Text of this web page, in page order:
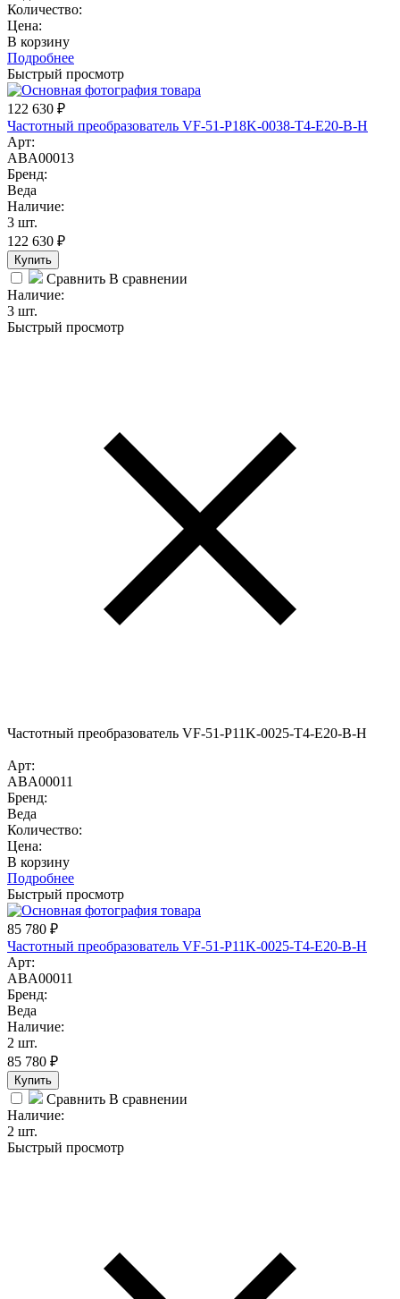
Количество:
Цена:
В корзину
Подробнее
Быстрый просмотр
122 630 ₽
Частотный преобразователь VF-51-P18K-0038-T4-E20-B-H
Арт:
ABA00013
Бренд:
Веда
Наличие:
3 шт.
122 630 ₽
Купить
Сравнить В сравнении
Наличие:
3 шт.
Быстрый просмотр
Частотный преобразователь VF-51-P11K-0025-T4-E20-B-H
Арт:
ABA00011
Бренд:
Веда
Количество:
Цена:
В корзину
Подробнее
Быстрый просмотр
85 780 ₽
Частотный преобразователь VF-51-P11K-0025-T4-E20-B-H
Арт:
ABA00011
Бренд:
Веда
Наличие:
2 шт.
85 780 ₽
Купить
Сравнить В сравнении
Наличие:
2 шт.
Быстрый просмотр